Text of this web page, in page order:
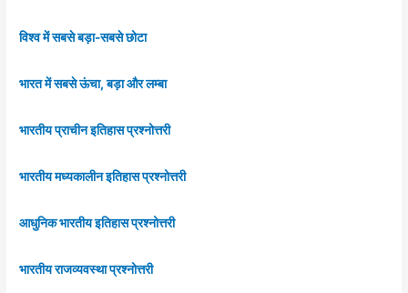
विश्व में सबसे बड़ा-सबसे छोटा
भारत में सबसे ऊंचा, बड़ा और लम्बा
भारतीय प्राचीन इतिहास प्रश्नोत्तरी
भारतीय मध्यकालीन इतिहास प्रश्नोत्तरी
आधुनिक भारतीय इतिहास प्रश्नोत्तरी
भारतीय राजव्यवस्था प्रश्नोत्तरी